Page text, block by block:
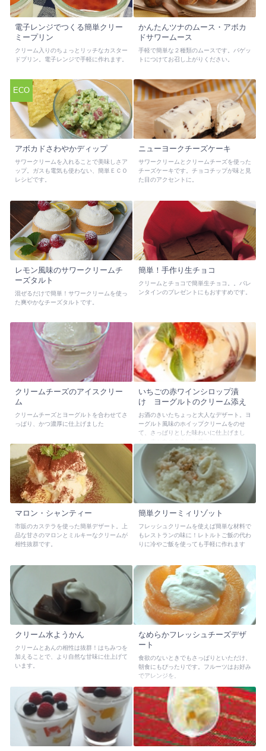
電子レンジでつくる簡単クリー
ミープリン
クリーム入りのちょっとリッチなカスター
ドプリン。電子レンジで手軽に作れます。
かんたんツナのムース・アボカ
ドサワームース
手軽で簡単な２種類のムースです。バゲッ
トにつけてお召し上がりください。
ECO
アボカドさわやかディップ
サワークリームを入れることで美味しさア
ップ。ガスも電気も使わない、簡単ＥＣＯ
レシピです。
ニューヨークチーズケーキ
サワークリームとクリームチーズを使った
チーズケーキです。チョコチップが味と見
た目のアクセントに。
レモン風味のサワークリームチ
ーズタルト
混ぜるだけで簡単！サワークリームを使っ
た爽やかなチーズタルトです。
簡単！手作り生チョコ
クリームとチョコで簡単生チョコ。。バレ
ンタインのプレゼントにもおすすめです。
クリームチーズのアイスクリー
ム
クリームチーズとヨーグルトを合わせてさ
っぱり、かつ濃厚に仕上げました
いちごの赤ワインシロップ漬
け ヨーグルトのクリーム添え
お酒のきいたちょっと大人なデザート。ヨ
ーグルト風味のホイップクリームをのせ
て、さっぱりとした味わいに仕上げまし
マロン・シャンティー
市販のカステラを使った簡単デザート。上
品な甘さのマロンとミルキーなクリームが
相性抜群です。
簡単クリーミィリゾット
フレッシュクリームを使えば簡単な材料で
もレストランの味に！レトルトご飯の代わ
りに冷やご飯を使っても手軽に作れます
クリーム水ようかん
クリームとあんの相性は抜群！はちみつを
加えることで、より自然な甘味に仕上げて
います。
なめらかフレッシュチーズデザ
ート
食欲のないときでもさっぱりといただけ、
朝食にもぴったりです。フルーツはお好み
でアレンジを。